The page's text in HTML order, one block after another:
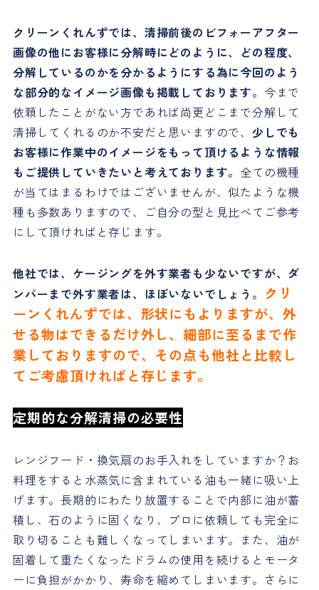
クリーンくれんずでは、清掃前後のビフォーアフター
画像の他にお客様に分解時にどのように、どの程度、
分解しているのかを分かるようにする為に今回のよう
な部分的なイメージ画像も掲載しております。 今まで
依頼したことがない方であれば尚更どこまで分解して
清掃してくれるのか不安だと思いますので、 少しでも
お客様に作業中のイメージをもって頂けるような情報
もご提供していきたいと考えております。 全ての機種
が当てはまるわけではございませんが、似たような機
種も多数ありますので、ご自分の型と見比べてご参考
にして頂ければと存じます。
他社では、ケージングを外す業者も少ないですが、ダ
ンパーまで外す業者は、ほぼいないでしょう。 クリ
ーンくれんずでは、形状にもよりますが、外
せる物はできるだけ外し、細部に至るまで作
業しておりますので、その点も他社と比較し
てご考慮頂ければと存じます。
定期的な分解清掃の必要性
レンジフード・換気扇のお手入れをしていますか？お
料理をすると水蒸気に含まれている油も一緒に吸い上
げます。長期的にわたり放置することで内部に油が蓄
積し、石のように固くなり、プロに依頼しても完全に
取り切ることも難しくなってしまいます。また、油が
固着して重たくなったドラムの使用を続けるとモータ
ーに負担がかかり、寿命を縮めてしまいます。さらに